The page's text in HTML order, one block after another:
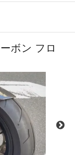
ボン フロ